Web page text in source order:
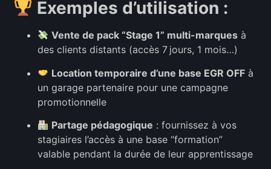
Exemples d’utilisation :
Vente de pack “Stage 1” multi-marques à
des clients distants (accès 7 jours, 1 mois…)
Location temporaire d’une base EGR OFF à
un garage partenaire pour une campagne
promotionnelle
Partage pédagogique : fournissez à vos
stagiaires l’accès à une base “formation”
valable pendant la durée de leur apprentissage